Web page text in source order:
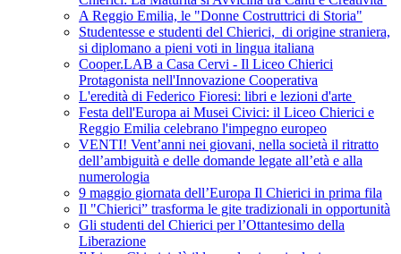
A Reggio Emilia, le "Donne Costruttrici di Storia"
Studentesse e studenti del Chierici, di origine straniera,
si diplomano a pieni voti in lingua italiana
Cooper.LAB a Casa Cervi - Il Liceo Chierici
Protagonista nell'Innovazione Cooperativa
L'eredità di Federico Fioresi: libri e lezioni d'arte
Festa dell'Europa ai Musei Civici: il Liceo Chierici e
Reggio Emilia celebrano l'impegno europeo
VENTI! Vent’anni nei giovani, nella società il ritratto
dell’ambiguità e delle domande legate all’età e alla
numerologia
9 maggio giornata dell’Europa Il Chierici in prima fila
Il "Chierici” trasforma le gite tradizionali in opportunità
Gli studenti del Chierici per l’Ottantesimo della
Liberazione